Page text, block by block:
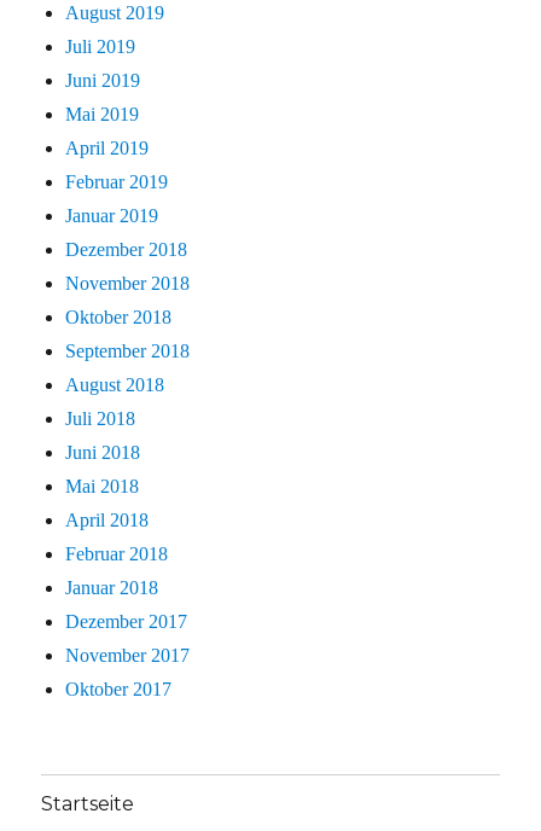
August 2019
Juli 2019
Juni 2019
Mai 2019
April 2019
Februar 2019
Januar 2019
Dezember 2018
November 2018
Oktober 2018
September 2018
August 2018
Juli 2018
Juni 2018
Mai 2018
April 2018
Februar 2018
Januar 2018
Dezember 2017
November 2017
Oktober 2017
Startseite